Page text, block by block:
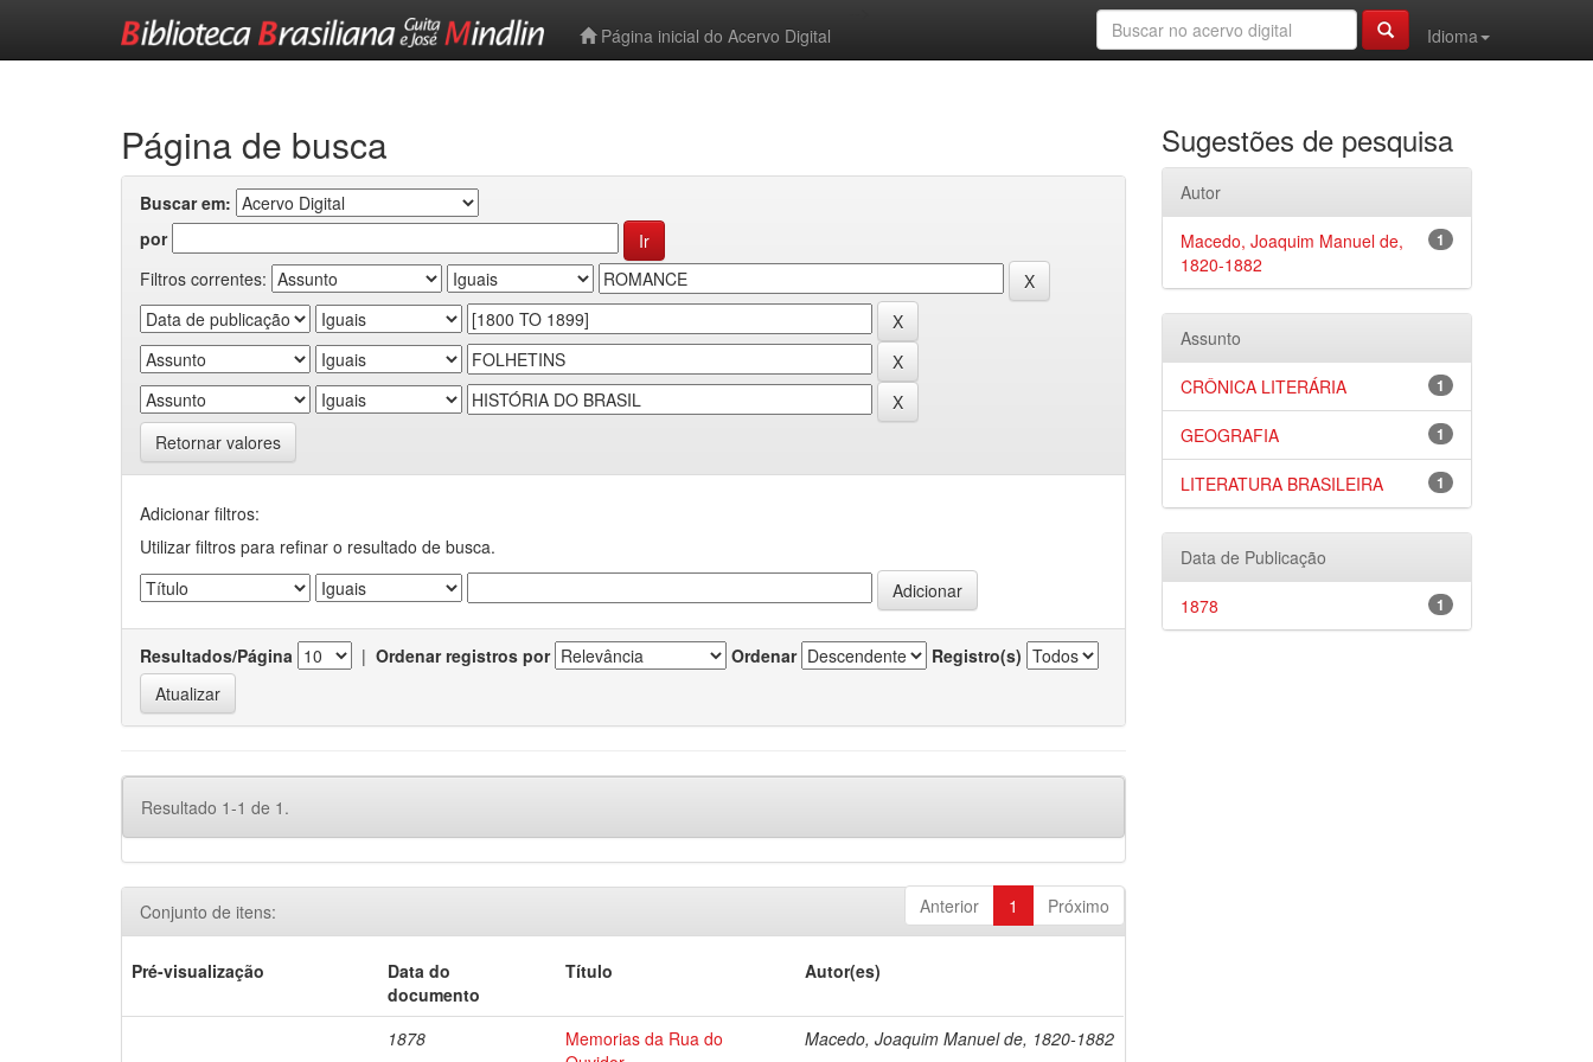
Página inicial do Acervo Digital
Idioma
Página de busca
Buscar em:
por
Filtros correntes:
Retornar valores
Adicionar filtros:
Utilizar filtros para refinar o resultado de busca.
Resultados/Página | Ordenar registros por Ordenar Registro(s)
Resultado 1-1 de 1.
Anterior 1 Próximo
Conjunto de itens:
Pré-visualização
Data do
documento
Título Autor(es)
1878
Memorias da Rua do
Macedo, Joaquim Manuel de, 1820-1882
Sugestões de pesquisa
Autor
1
Macedo, Joaquim Manuel de,
1820-1882
Assunto
1
CRÔNICA LITERÁRIA
1
GEOGRAFIA
1
LITERATURA BRASILEIRA
Data de Publicação
1
1878